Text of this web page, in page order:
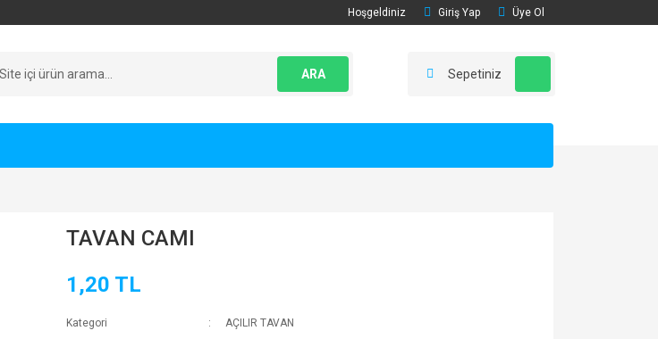
Hoşgeldiniz Giriş Yap Üye Ol
ARA Sepetiniz
TAVAN CAMI
1,20 TL
Kategori
AÇILIR TAVAN